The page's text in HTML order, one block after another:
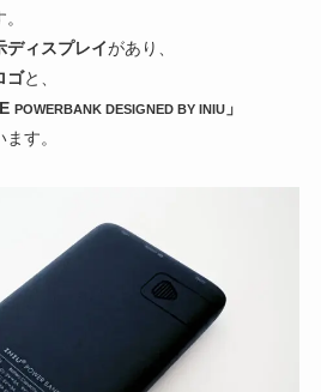
ディスプレイがあり、
ゴと、
POWERBANK DESIGNED BY INIU」
す。